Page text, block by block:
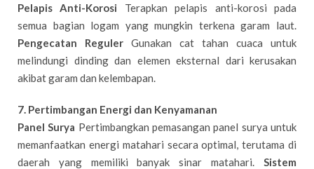
Pelapis Anti-Korosi Terapkan pelapis anti-korosi pada
semua bagian logam yang mungkin terkena garam laut.
Pengecatan Reguler Gunakan cat tahan cuaca untuk
melindungi dinding dan elemen eksternal dari kerusakan
akibat garam dan kelembapan.
7. Pertimbangan Energi dan Kenyamanan
Panel Surya Pertimbangkan pemasangan panel surya untuk
memanfaatkan energi matahari secara optimal, terutama di
daerah yang memiliki banyak sinar matahari. Sistem